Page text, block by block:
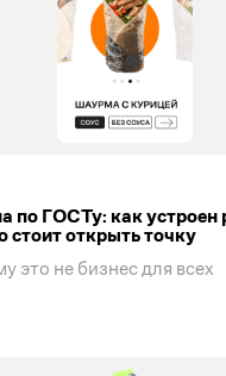
по ГОСТу: как устроен
стоит открыть точку
это не бизнес для всех